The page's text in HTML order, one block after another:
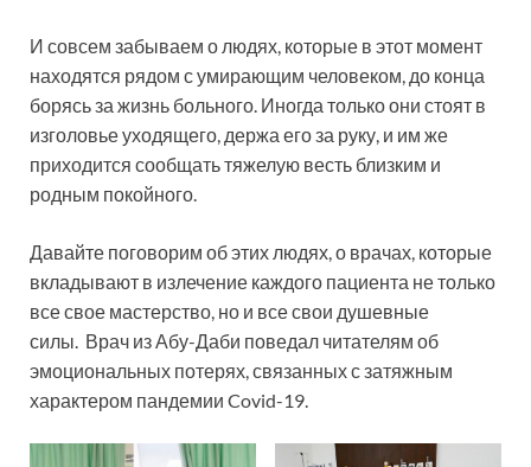
И совсем забываем о людях, которые в этот момент
находятся рядом с умирающим человеком, до конца
борясь за жизнь больного. Иногда только они стоят в
изголовье уходящего, держа его за руку, и им же
приходится сообщать тяжелую весть близким и
родным покойного.
Давайте поговорим об этих людях, о врачах, которые
вкладывают в излечение каждого пациента не только
все свое мастерство, но и все свои душевные
силы. Врач из Абу-Даби поведал читателям об
эмоциональных потерях, связанных с затяжным
характером пандемии Covid-19.